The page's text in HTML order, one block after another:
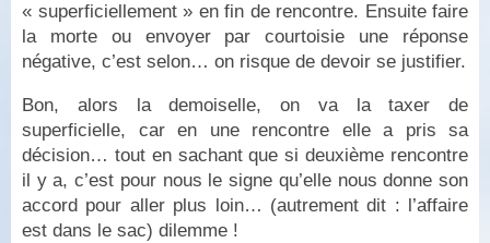
« superficiellement » en fin de rencontre. Ensuite faire
la morte ou envoyer par courtoisie une réponse
négative, c’est selon… on risque de devoir se justifier.
Bon, alors la demoiselle, on va la taxer de
superficielle, car en une rencontre elle a pris sa
décision… tout en sachant que si deuxième rencontre
il y a, c’est pour nous le signe qu’elle nous donne son
accord pour aller plus loin… (autrement dit : l’affaire
est dans le sac) dilemme !